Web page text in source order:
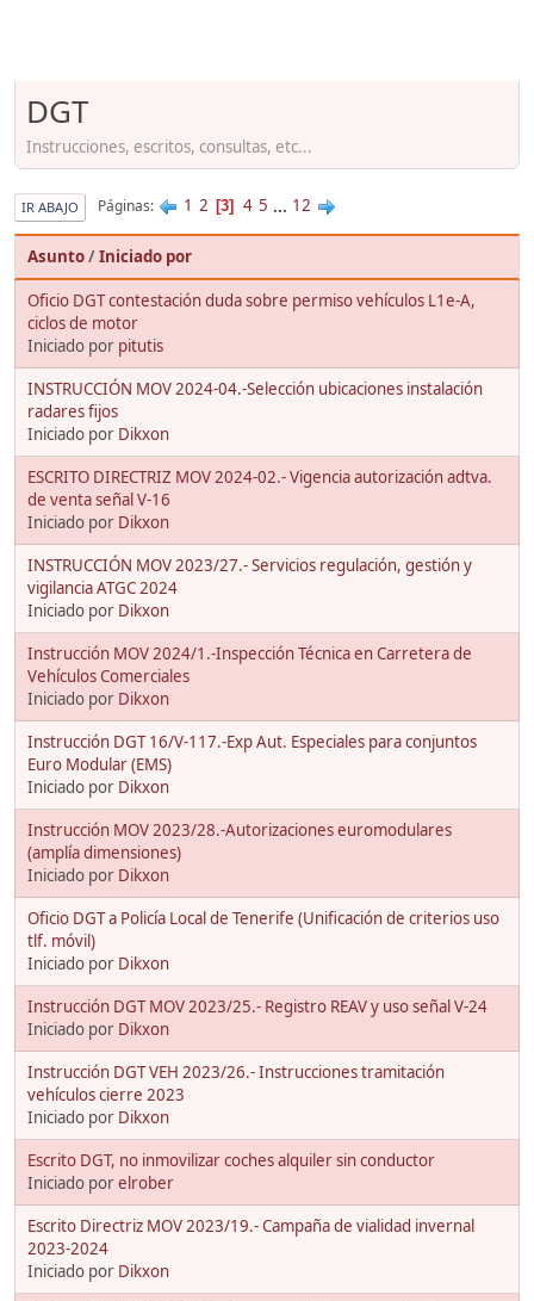
DGT
Instrucciones, escritos, consultas, etc...
IR ABAJO Páginas 1 2 3 4 5 ... 12
Asunto/Iniciado por
Oficio DGT contestación duda sobre permiso vehículos L1e-A,
ciclos de motor
Iniciado por pitutis
INSTRUCCIÓN MOV 2024-04.-Selección ubicaciones instalación
radares fijos
Iniciado por Dikxon
ESCRITO DIRECTRIZ MOV 2024-02.- Vigencia autorización adtva.
de venta señal V-16
Iniciado por Dikxon
INSTRUCCIÓN MOV 2023/27.- Servicios regulación, gestión y
vigilancia ATGC 2024
Iniciado por Dikxon
Instrucción MOV 2024/1.-Inspección Técnica en Carretera de
Vehículos Comerciales
Iniciado por Dikxon
Instrucción DGT 16/V-117.-Exp Aut. Especiales para conjuntos
Euro Modular (EMS)
Iniciado por Dikxon
Instrucción MOV 2023/28.-Autorizaciones euromodulares
(amplía dimensiones)
Iniciado por Dikxon
Oficio DGT a Policía Local de Tenerife (Unificación de criterios uso
tlf. móvil)
Iniciado por Dikxon
Instrucción DGT MOV 2023/25.- Registro REAV y uso señal V-24
Iniciado por Dikxon
Instrucción DGT VEH 2023/26.- Instrucciones tramitación
vehículos cierre 2023
Iniciado por Dikxon
Escrito DGT, no inmovilizar coches alquiler sin conductor
Iniciado porelrober
Escrito Directriz MOV 2023/19.- Campaña de vialidad invernal
2023-2024
Iniciado por Dikxon